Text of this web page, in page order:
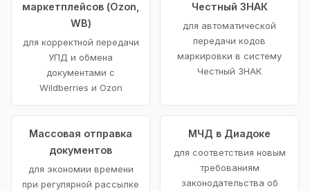
маркетплейсов (Ozon,
WB)
для корректной передачи
УПД и обмена
документами с
Wildberries и Ozon
Честный ЗНАК
для автоматической
передачи кодов
маркировки в систему
Честный ЗНАК
Массовая отправка
документов
для экономии времени
при регулярной рассылке
МЧД в Диадоке
для соответствия новым
требованиям
законодательства об